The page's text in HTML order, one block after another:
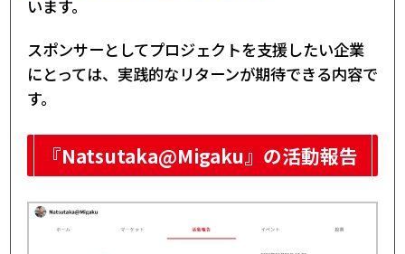
います。
スポンサーとしてプロジェクトを支援したい企業
にとっては、実践的なリターンが期待できる内容で
す。
『Natsutaka@Migaku』の活動報告